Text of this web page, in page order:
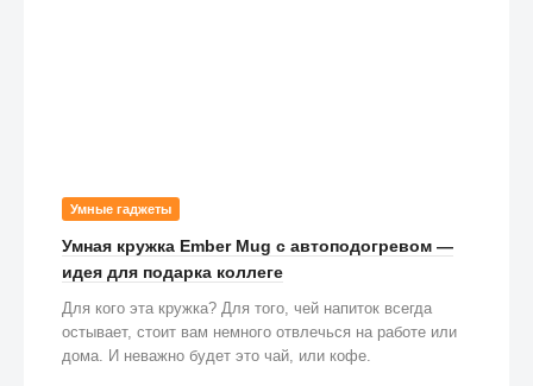
Умные гаджеты
Умная кружка Ember Mug с автоподогревом —
идея для подарка коллеге
Для кого эта кружка? Для того, чей напиток всегда
остывает, стоит вам немного отвлечься на работе или
дома. И неважно будет это чай, или кофе.